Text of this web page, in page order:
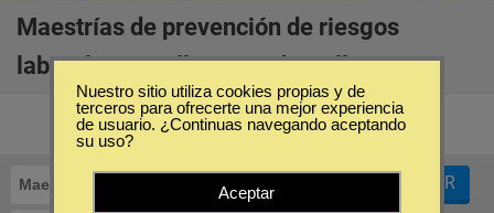
Maestrías de prevención de riesgos
laborales en Villanueva de Gállego
Maestrías FILTRAR
Nuestro sitio utiliza cookies propias y de
terceros para ofrecerte una mejor experiencia
de usuario. ¿Continuas navegando aceptando
su uso?
Aceptar